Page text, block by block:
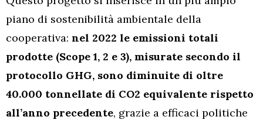
piano di sostenibilità ambientale della
cooperativa: nel 2022 le emissioni totali
prodotte (Scope 1, 2 e 3), misurate secondo il
protocollo GHG, sono diminuite di oltre
40.000 tonnellate di CO2 equivalente rispetto
all’anno precedente, grazie a efficaci politiche